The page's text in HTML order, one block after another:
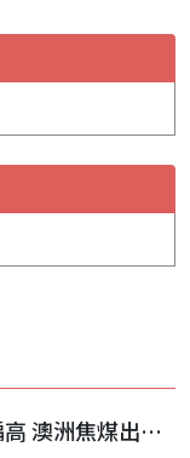
儘管Peak Downs成交價偏高 澳洲焦煤出口價格仍持續承壓